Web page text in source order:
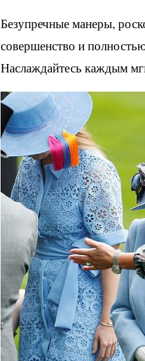
Безупречные манеры,
совершенство и
Наслаждайтесь каждым